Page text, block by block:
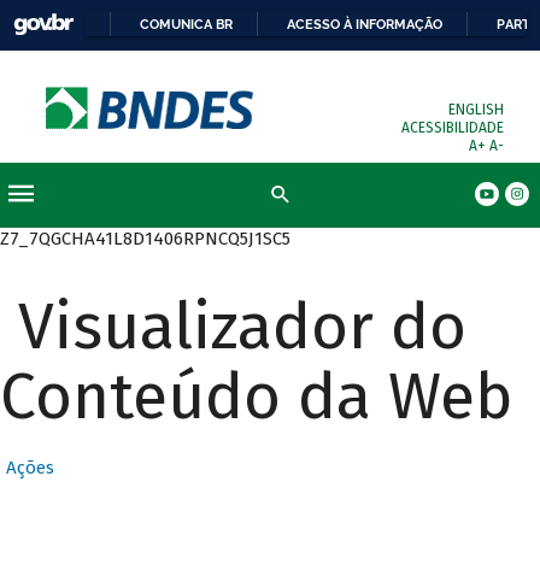
COMUNICA BR ACESSO À INFORMAÇÃO
ENGLISH
ACESSIBILIDADE
A+ A-
Z7_7QGCHA41L8D1406RPNCQ5J1SC5
Visualizador do
Conteúdo da Web
Ações